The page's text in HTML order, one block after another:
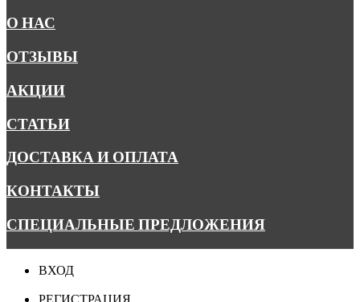
О НАС
ОТЗЫВЫ
АКЦИИ
СТАТЬИ
ДОСТАВКА И ОПЛАТА
КОНТАКТЫ
СПЕЦИАЛЬНЫЕ ПРЕДЛОЖЕНИЯ
ВХОД